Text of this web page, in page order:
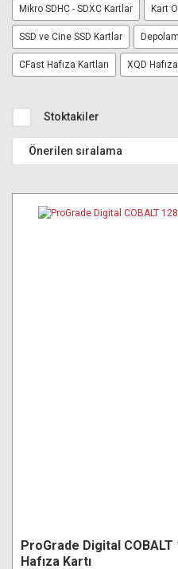
Mikro SDHC - SDXC Kartlar Kart
SSD ve Cine SSD Kartlar
CFast Hafıza Kartları XQD
Stoktakiler
ProGrade Digital COBALT
Hafıza Kartı